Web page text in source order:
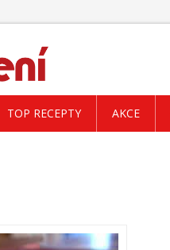
TOP RECEPTY AKCE